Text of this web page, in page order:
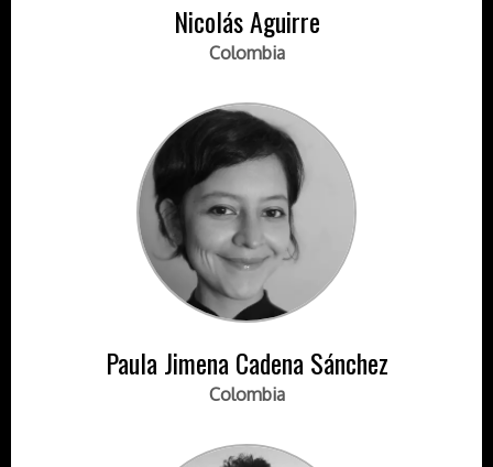
Nicolás Aguirre
Colombia
Paula Jimena Cadena Sánchez
Colombia